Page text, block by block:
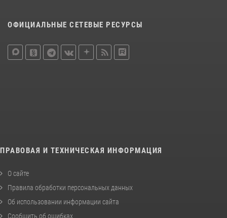
ОФИЦИАЛЬНЫЕ СЕТЕВЫЕ РЕСУРСЫ
ПРАВОВАЯ И ТЕХНИЧЕСКАЯ ИНФОРМАЦИЯ
О сайте
Правила обработки персональных данных
Об использовании информации сайта
Сообщить об ошибках